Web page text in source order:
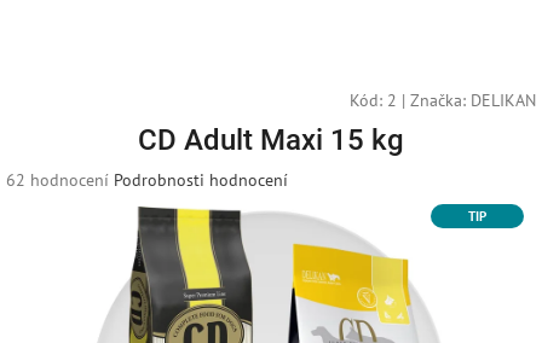
Kód: 2 | Značka: DELIKAN
CD Adult Maxi 15 kg
Průměrné
62 hodnocení Podrobnosti hodnocení
TIP